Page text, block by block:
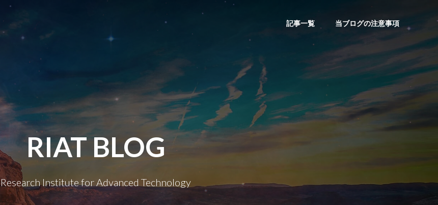
記事一覧 当ブログの注意事項
RIAT BLOG
Research Institute for Advanced Technology